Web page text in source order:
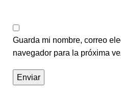
Guarda mi nombre, correo
navegador para la próxima